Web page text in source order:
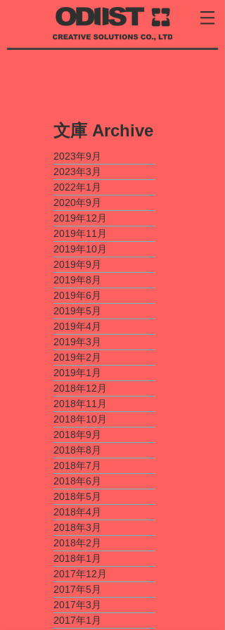
​文庫 Archive
2023年9月
2023年3月
2022年1月
2020年9月
2019年12月
2019年11月
2019年10月
2019年9月
2019年8月
2019年6月
2019年5月
2019年4月
2019年3月
2019年2月
2019年1月
2018年12月
2018年11月
2018年10月
2018年9月
2018年8月
2018年7月
2018年6月
2018年5月
2018年4月
2018年3月
2018年2月
2018年1月
2017年12月
2017年5月
2017年3月
2017年1月